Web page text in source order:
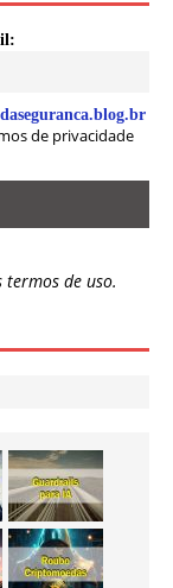
de privacidade
termos de uso.